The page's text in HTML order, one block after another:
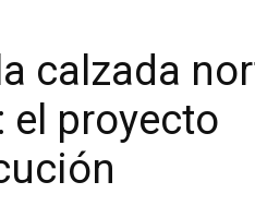
calzada
el proyecto